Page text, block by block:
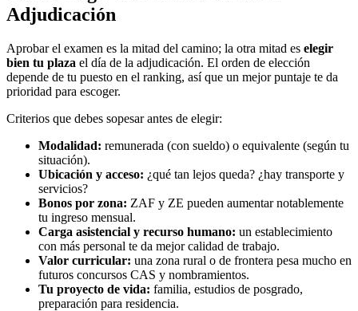
Adjudicación
Aprobar el examen es la mitad del camino; la otra mitad es elegir
bien tu plaza el día de la adjudicación. El orden de elección
depende de tu puesto en el ranking, así que un mejor puntaje te da
prioridad para escoger.
Criterios que debes sopesar antes de elegir:
Modalidad: remunerada (con sueldo) o equivalente (según tu
situación).
Ubicación y acceso: ¿qué tan lejos queda? ¿hay transporte y
servicios?
Bonos por zona: ZAF y ZE pueden aumentar notablemente
tu ingreso mensual.
Carga asistencial y recurso humano: un establecimiento
con más personal te da mejor calidad de trabajo.
Valor curricular: una zona rural o de frontera pesa mucho en
futuros concursos CAS y nombramientos.
Tu proyecto de vida: familia, estudios de posgrado,
preparación para residencia.